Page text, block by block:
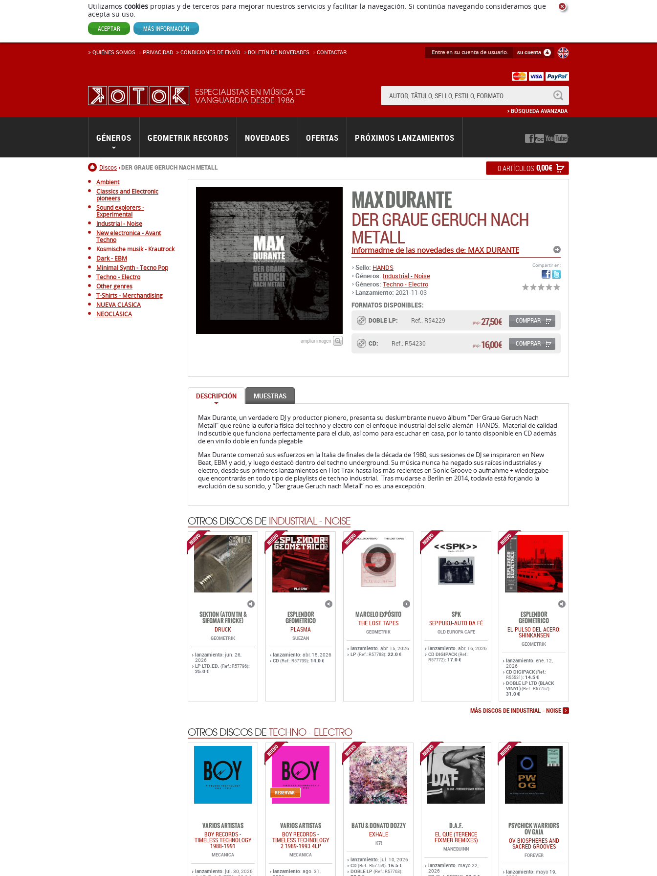
Utilizamos cookies propias y de terceros para mejorar nuestros servicios y facilitar la navegación. Si continúa navegando consideramos que
acepta su uso.
ACEPTAR MÁS INFORMACIÓN
ESPECIALISTAS EN MÚSICA DE
VANGUARDIA DESDE 1986
Inicio
Discos DER GRAUE GERUCH NACH METALL
Entre en su cuenta de usuario. su cuenta
BÚSQUEDA AVANZADA
0 ARTÍCULOS 0,00 €
GÉNEROS GEOMETRIK RECORDS NOVEDADES OFERTAS PRÓXIMOS LANZAMIENTOS
QUIÉNES SOMOS PRIVACIDAD CONDICIONES DE ENVÍ­O BOLETÍN DE NOVEDADES CONTACTAR
Ambient
Classics and Electronic
pioneers
Sound explorers -
Experimental
Industrial - Noise
New electronica - Avant
Techno
Kosmische musik - Krautrock
Dark - EBM
Minimal Synth - Tecno Pop
Techno - Electro
Other genres
T-Shirts - Merchandising
NUEVA CLÁSICA
NEOCLÁSICA
MAX DURANTE
DER GRAUE GERUCH NACH
METALL
Informadme de las novedades de: MAX DURANTE
ampliar imagen
Sello: HANDS
Géneros: Industrial - Noise
Géneros: Techno - Electro
Lanzamiento: 2021-11-03
Compartir en:
FORMATOS DISPONIBLES:
DOBLE LP: Ref.: R54229 pvp:27,50 € COMPRAR
CD: Ref.: R54230 pvp:16,00 € COMPRAR
DESCRIPCIÓN MUESTRAS
Max Durante, un verdadero DJ y productor pionero, presenta su deslumbrante nuevo álbum "Der Graue Geruch Nach
Metall" que reúne la euforia física del techno y electro con el enfoque industrial del sello alemán HANDS. Material de calidad
indiscutible que funciona perfectamente para el club, así como para escuchar en casa, por lo tanto disponible en CD además
de en vinilo doble en funda plegable
Max Durante comenzó sus esfuerzos en la Italia de finales de la década de 1980, sus sesiones de DJ se inspiraron en New
Beat, EBM y acid, y luego destacó dentro del techno underground. Su música nunca ha negado sus raíces industriales y
electro, desde sus primeros lanzamientos en Hot Trax hasta los más recientes en Sonic Groove o aufnahme + wiedergabe
que encontrarás en todo tipo de playlists de techno industrial. Tras mudarse a Berlín en 2014, todavía está forjando la
evolución de su sonido, y “Der graue Geruch nach Metall” no es una excepción.
OTROS DISCOS DE INDUSTRIAL - NOISE
SEKTION (ATOMTM &
SIEGMAR FRICKE)
DRUCK
GEOMETRIK
lanzamiento: jun. 26,
2026
LP LTD.ED. (Ref.: R57796):
25.0 €
ESPLENDOR
GEOMETRICO
PLASMA
SUEZAN
lanzamiento: abr. 15, 2026
CD (Ref.: R57799): 14.0 €
MARCELO EXPÓSITO
THE LOST TAPES
GEOMETRIK
lanzamiento: abr. 15, 2026
LP (Ref.: R57788): 22.0 €
SPK
SEPPUKU-AUTO DA FÉ
OLD EUROPA CAFE
lanzamiento: abr. 16, 2026
CD DIGIPACK(Ref.:
R57772): 17.0 €
ESPLENDOR
GEOMETRICO
EL PULSO DEL ACERO:
SHINKANSEN
GEOMETRIK
lanzamiento: ene. 12,
2026
CD DIGIPACK(Ref.:
R55531): 14.5 €
DOBLE LP LTD (BLACK
VINYL)(Ref.: R57757):
31.0 €
MÁS DISCOS DE INDUSTRIAL - NOISE
OTROS DISCOS DETECHNO - ELECTRO
VARIOS ARTISTAS
BOY RECORDS -
TIMELESS TECHNOLOGY
1988-1991
MECANICA
lanzamiento: jul. 30, 2026
VARIOS ARTISTAS
BOY RECORDS -
TIMELESS TECHNOLOGY
2 1989-1993 4LP
MECANICA
lanzamiento: ago. 31,
BATU & DONATO DOZZY
EXHALE
K7!
lanzamiento: jul. 10, 2026
CD (Ref.: R57759): 16.5 €
DOBLE LP (Ref.: R57763):
D.A.F.
EL QUE (TERENCE
FIXMER REMIXES)
MANEQUINN
lanzamiento: mayo 22,
2026
PSYCHICK WARRIORS
OV GAIA
OV BIOSPHERES AND
SACRED GROOVES
FOREVER
lanzamiento: mayo 19,